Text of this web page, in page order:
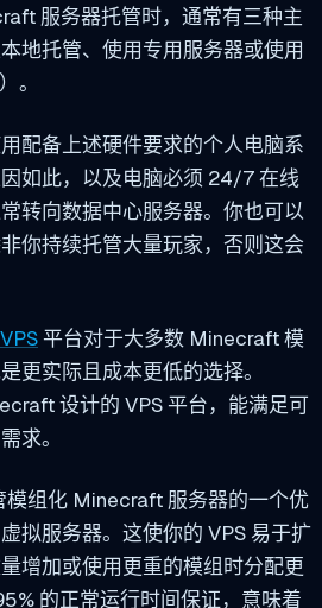
服务器托管时，通常有三种主
地托管、使用专用服务器或使用
。
配备上述硬件要求的个人电脑系
如此，以及电脑必须 24/7 在线
转向数据中心服务器。你也可以
你持续托管大量玩家，否则这会
平台对于大多数 Minecraft 模
更实际且成本更低的选择。
设计的 VPS 平台，能满足可
求。
模组化 Minecraft 服务器的一个优
拟服务器。这使你的 VPS 易于扩
增加或使用更重的模组时分配更
的正常运行时间保证，意味着